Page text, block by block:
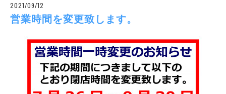
2021/09/12
営業時間を変更致します。